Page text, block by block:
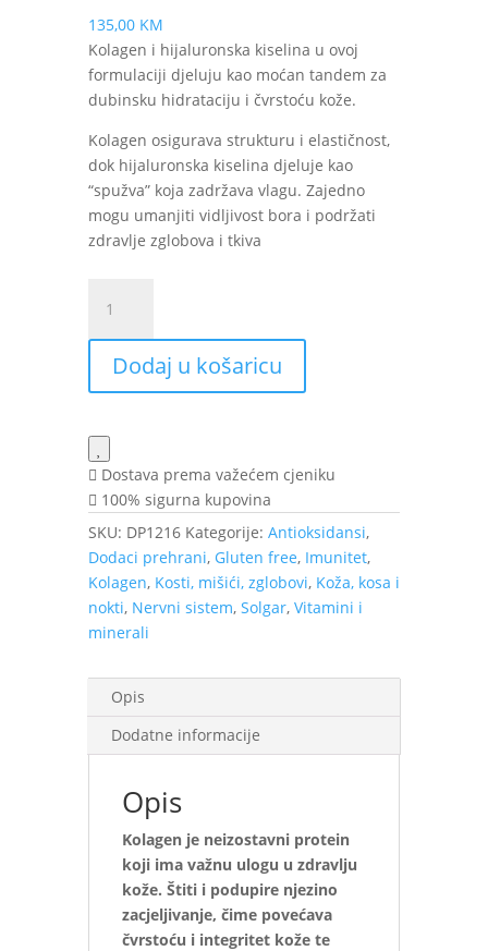
135,00 KM
Kolagen i hijaluronska kiselina u ovoj
formulaciji djeluju kao moćan tandem za
dubinsku hidrataciju i čvrstoću kože.
Kolagen osigurava strukturu i elastičnost,
dok hijaluronska kiselina djeluje kao
“spužva” koja zadržava vlagu. Zajedno
mogu umanjiti vidljivost bora i podržati
zdravlje zglobova i tkiva
Collagen
Hyaluronic
Acid
Complex
a
30
količina
Dodaj u košaricu
Dostava prema važećem cjeniku
100% sigurna kupovina
SKU: DP1216 Kategorije: Antioksidansi,
Dodaci prehrani, Gluten free, Imunitet,
Kolagen, Kosti, mišići, zglobovi, Koža, kosa i
nokti, Nervni sistem, Solgar, Vitamini i
minerali
Opis
Dodatne informacije
Opis
Kolagen je neizostavni protein
koji ima važnu ulogu u zdravlju
kože. Štiti i podupire njezino
zacjeljivanje, čime povećava
čvrstoću i integritet kože te